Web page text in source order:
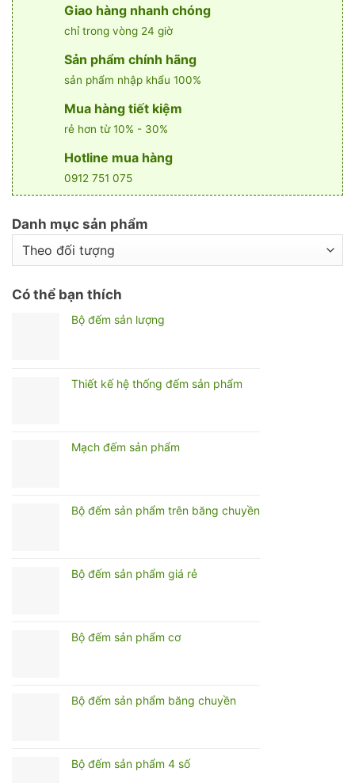
Giao hàng nhanh chóng
chỉ trong vòng 24 giờ
Sản phẩm chính hãng
sản phẩm nhập khẩu 100%
Mua hàng tiết kiệm
rẻ hơn từ 10% - 30%
Hotline mua hàng
0912 751 075
Danh mục sản phẩm
Có thể bạn thích
Bộ đếm sản lượng
Thiết kế hệ thống đếm sản phẩm
Mạch đếm sản phẩm
Bộ đếm sản phẩm trên băng chuyền
Bộ đếm sản phẩm giá rẻ
Bộ đếm sản phẩm cơ
Bộ đếm sản phẩm băng chuyền
Bộ đếm sản phẩm 4 số